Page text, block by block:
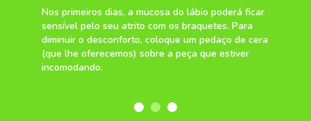
Nos primeiros dias, a mucosa do lábio poderá ficar
sensível pelo seu atrito com os braquetes. Para
diminuir o desconforto, coloque um pedaço de cera
(que lhe oferecemos) sobre a peça que estiver
incomodando.